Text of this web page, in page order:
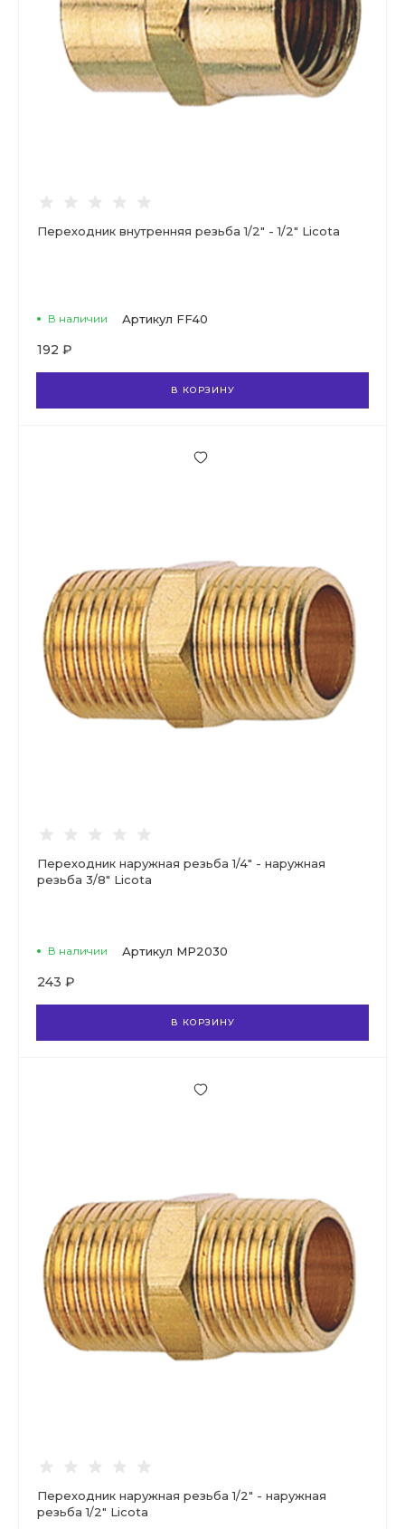
Переходник внутренняя резьба 1/2" - 1/2" Licota
В наличии Артикул FF40
192 ₽
В КОРЗИНУ
Переходник наружная резьба 1/4" - наружная
резьба 3/8" Licota
В наличии Артикул MP2030
243 ₽
В КОРЗИНУ
Переходник наружная резьба 1/2" - наружная
резьба 1/2" Licota